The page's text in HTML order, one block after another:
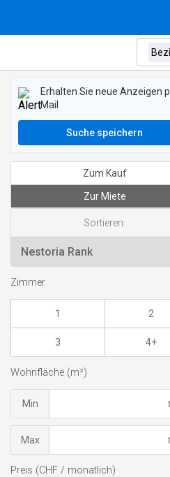
Erhalten Sie neue Anzeigen
Mail
Suche speichern
Zum Kauf
Zur Miete
Sortieren:
Zimmer
1 2
3 4+
Wohnfläche (m²)
Min
Max
Preis (CHF / monatlich)